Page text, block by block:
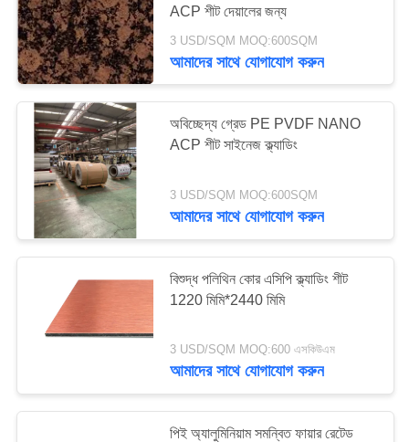
সাইট
ম্যাপ
গোপনীয়তা
নীতি
ACP শীট দেয়ালের জন্য
3 USD/SQM MOQ:600SQM
আমাদের সাথে যোগাযোগ করুন
অবিচ্ছেদ্য গ্রেড PE PVDF NANO
ACP শীট সাইনেজ ক্ল্যাডিং
3 USD/SQM MOQ:600SQM
আমাদের সাথে যোগাযোগ করুন
বিশুদ্ধ পলিথিন কোর এসিপি ক্ল্যাডিং শীট
1220 মিমি*2440 মিমি
3 USD/SQM MOQ:600 এসকিউএম
আমাদের সাথে যোগাযোগ করুন
পিই অ্যালুমিনিয়াম সমন্বিত ফায়ার রেটেড